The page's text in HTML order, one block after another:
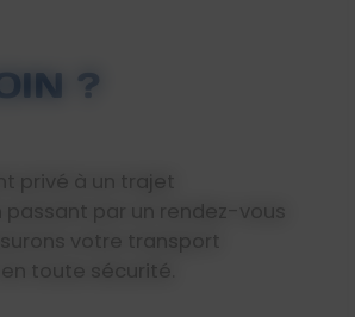
?
privé à un trajet
par un rendez-vous